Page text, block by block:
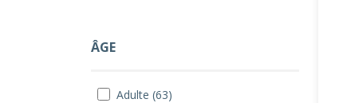
ÂGE
Adulte (63)